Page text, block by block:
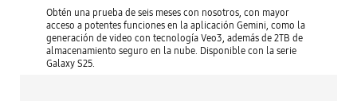
acceso a potentes funciones en la aplicación Gemini, como la
generación de video con tecnología Veo3, además de 2TB de
almacenamiento seguro en la nube. Disponible con la serie
Galaxy S25.